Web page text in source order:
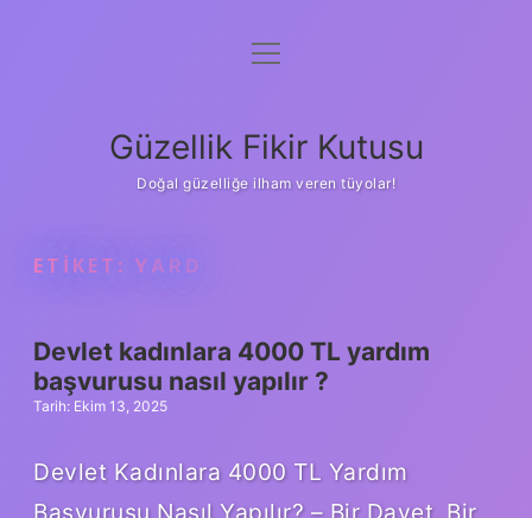
Anasayfa
Yasal Uyarı
menüyü
Güzellik Fikir Kutusu
Doğal güzelliğe ilham veren tüyolar!
ETIKET: YARD
Devlet kadınlara 4000 TL yardım
başvurusu nasıl yapılır ?
Tarih: Ekim 13, 2025
Devlet Kadınlara 4000 TL Yardım
Başvurusu Nasıl Yapılır? – Bir Davet, Bir